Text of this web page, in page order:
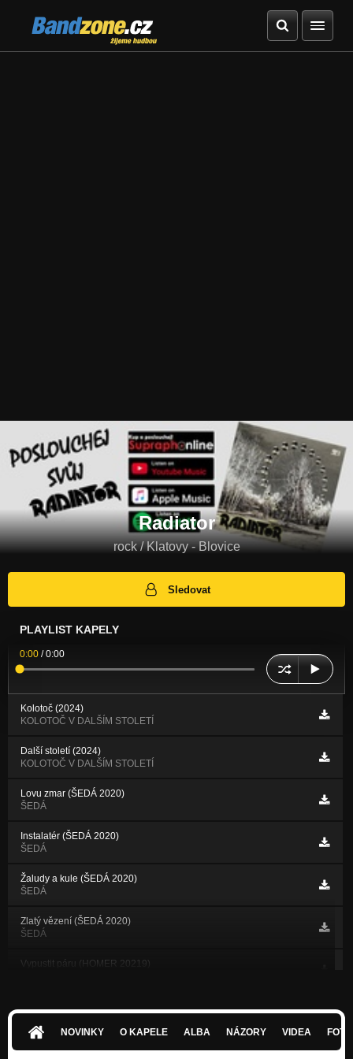
Bandzone.cz
žijeme hudbou
Radiator
rock / Klatovy - Blovice
Sledovat
PLAYLIST KAPELY
0:00 /0:00
Kolotoč (2024)
KOLOTOČ V DALŠÍM STOLETÍ
Další století (2024)
KOLOTOČ V DALŠÍM STOLETÍ
Lovu zmar (ŠEDÁ 2020)
ŠEDÁ
Instalatér (ŠEDÁ 2020)
ŠEDÁ
Žaludy a kule (ŠEDÁ 2020)
ŠEDÁ
Zlatý vězení (ŠEDÁ 2020)
ŠEDÁ
Vypustit páru (HOMER 20219)
Bez citu (HOMER 2019)
NOVINKY O KAPELE ALBA NÁZORY VIDEA